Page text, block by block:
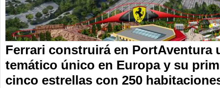
Ferrari construirá en PortAventura
temático único en Europa y su
cinco estrellas con 250